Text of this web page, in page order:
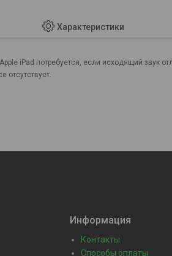
Характеристики
iPad потребуется, если исходящий звук
отсутствует.
Информация
Контакты
Способы оплаты